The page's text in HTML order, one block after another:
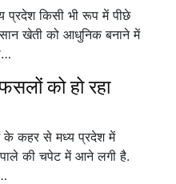
किसी भी रूप में पीछे
खेती को आधुनिक बनाने में
को हो रहा
के कहर से मध्य प्रदेश में
की चपेट में आने लगी है.